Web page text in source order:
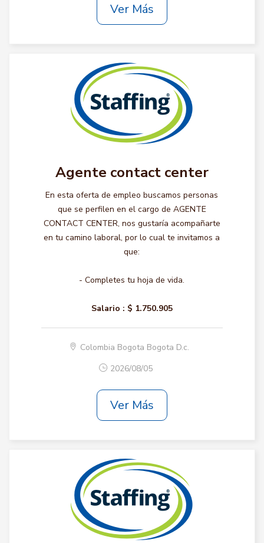
Ver Más
Agente contact center
En esta oferta de empleo buscamos personas
que se perfilen en el cargo de AGENTE
CONTACT CENTER, nos gustaría acompañarte
en tu camino laboral, por lo cual te invitamos a
que:
- Completes tu hoja de vida.
Salario : $ 1.750.905
Colombia Bogota Bogota D.c.
2026/08/05
Ver Más